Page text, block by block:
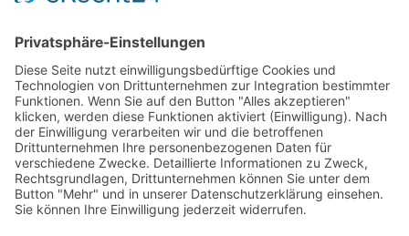
Entscheidend ist immer das individuelle Beschwerdebild.
Druckversion| Sitemap